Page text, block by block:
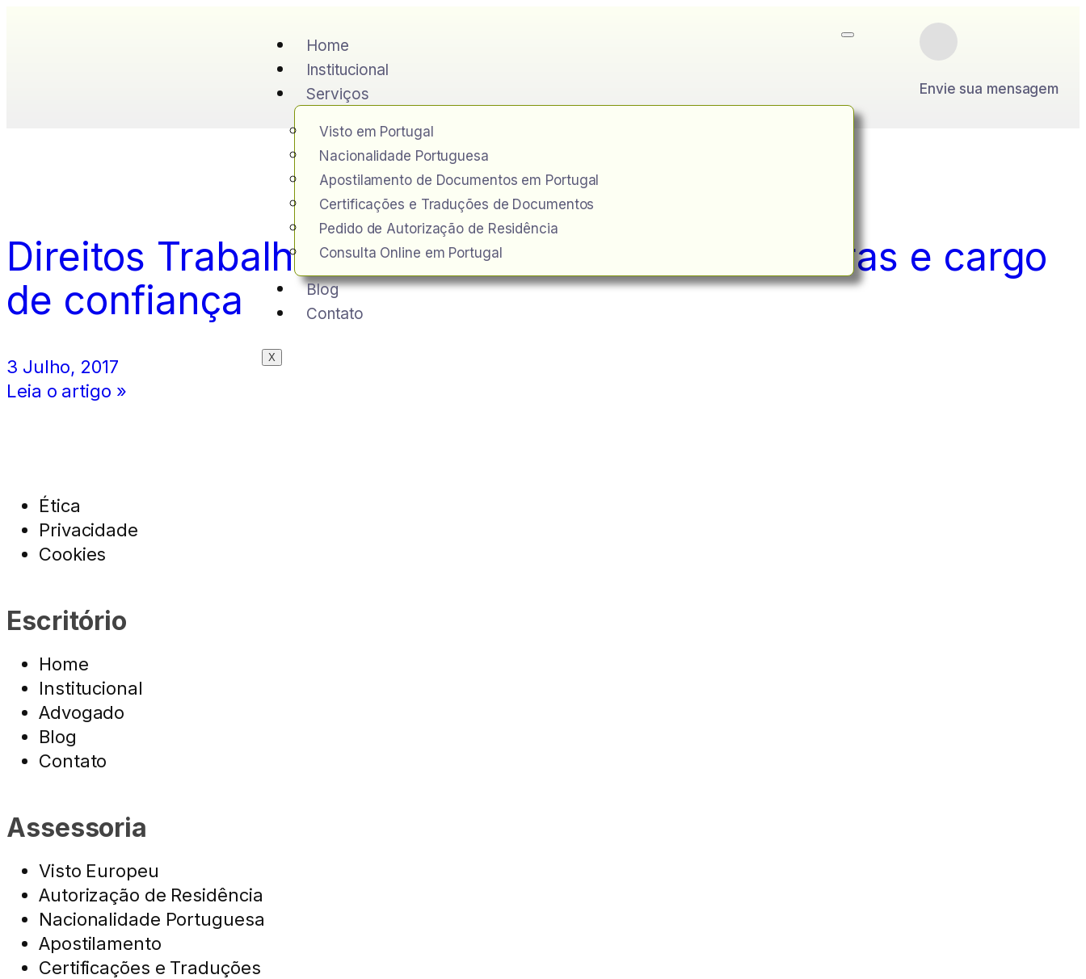
Home
Institucional
Serviços
Visto em Portugal
Nacionalidade Portuguesa
Apostilamento de Documentos em Portugal
Certificações e Traduções de Documentos
Pedido de Autorização de Residência
Consulta Online em Portugal
Blog
Contato
X
Envie sua mensagem
Direitos Trabalhistas dos Bancários: horas extras e cargo
de confiança
3 Julho, 2017
Leia o artigo »
Ética
Privacidade
Cookies
Escritório
Home
Institucional
Advogado
Blog
Contato
Assessoria
Visto Europeu
Autorização de Residência
Nacionalidade Portuguesa
Apostilamento
Certificações e Traduções